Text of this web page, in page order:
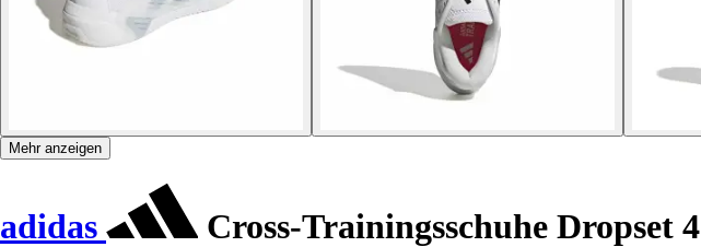
Mehr anzeigen
adidas Cross-Trainingsschuhe Dropset 4